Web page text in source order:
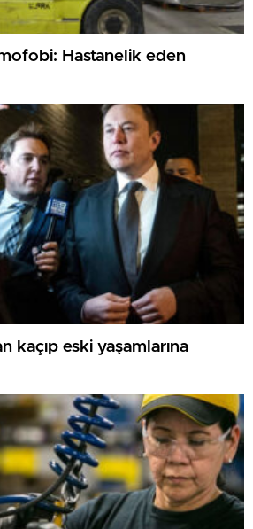
Hastanelik eden
kaçıp eski yaşamlarına